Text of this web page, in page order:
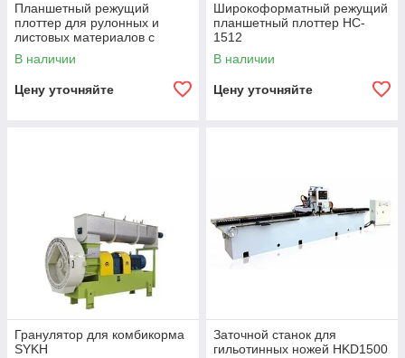
Планшетный режущий
плоттер для рулонных и
листовых материалов с
конвейерным столом
PLT2125A
В наличии
Цену уточняйте
Широкоформатный режущий
планшетный плоттер HC-
1512
В наличии
Цену уточняйте
Гранулятор для комбикорма
SYKH
Заточной станок для
гильотинных ножей HKD1500